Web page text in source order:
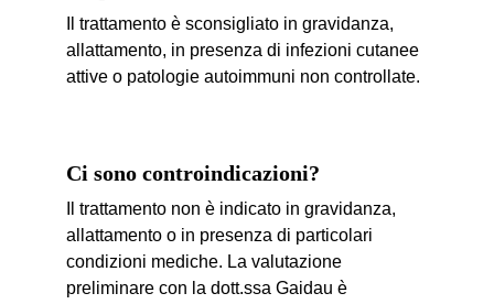
Il trattamento è sconsigliato in gravidanza,
allattamento, in presenza di infezioni cutanee
attive o patologie autoimmuni non controllate.
Ci sono controindicazioni?
Il trattamento non è indicato in gravidanza,
allattamento o in presenza di particolari
condizioni mediche. La valutazione
preliminare con la dott.ssa Gaidau è